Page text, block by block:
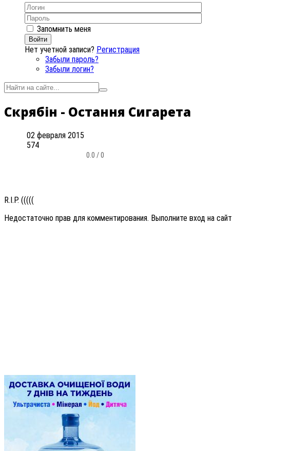
Запомнить меня
Войти
Нет учетной записи? Регистрация
Забыли пароль?
Забыли логин?
Скрябін - Остання Сигарета
02 февраля 2015
574
0.0 / 0
R.I.P. (((((
Недостаточно прав для комментирования. Выполните вход на сайт